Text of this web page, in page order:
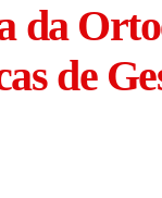
da
de